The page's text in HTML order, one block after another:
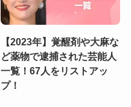
【2023年】覚醒剤や大麻な
ど薬物で逮捕された芸能人
一覧！67人をリストアッ
プ！